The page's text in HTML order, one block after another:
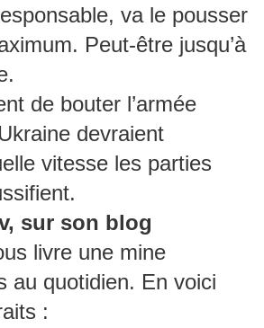
va le pousser
Peut-être jusqu’à
de bouter l’armée
devraient
vitesse les parties
sur son blog
livre une mine
au quotidien. En voici
: